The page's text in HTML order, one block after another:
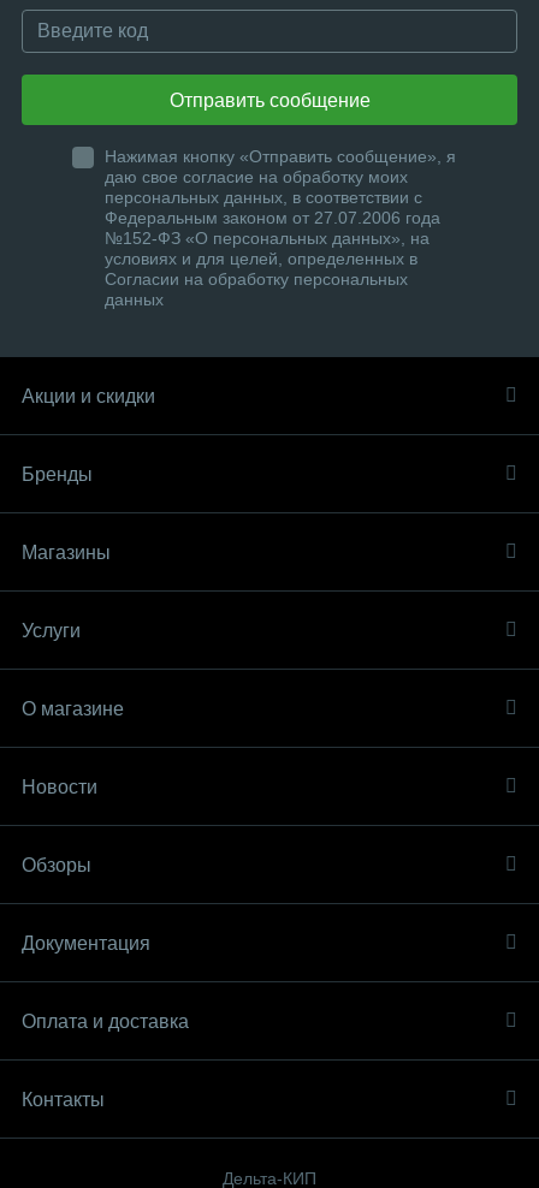
Отправить сообщение
Нажимая кнопку «Отправить сообщение», я
даю свое согласие на обработку моих
персональных данных, в соответствии с
Федеральным законом от 27.07.2006 года
№152-ФЗ «О персональных данных», на
условиях и для целей, определенных в
Согласии на обработку персональных
данных
Акции и скидки
Бренды
Магазины
Услуги
О магазине
Новости
Обзоры
Документация
Оплата и доставка
Контакты
Дельта-КИП